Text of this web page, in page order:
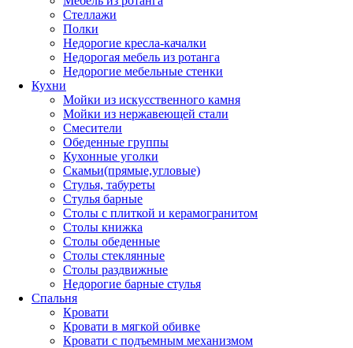
Стеллажи
Полки
Недорогие кресла-качалки
Недорогая мебель из ротанга
Недорогие мебельные стенки
Кухни
Мойки из искусственного камня
Мойки из нержавеющей стали
Смесители
Обеденные группы
Кухонные уголки
Скамьи(прямые,угловые)
Стулья, табуреты
Стулья барные
Столы с плиткой и керамогранитом
Столы книжка
Столы обеденные
Столы стеклянные
Столы раздвижные
Недорогие барные стулья
Спальня
Кровати
Кровати в мягкой обивке
Кровати с подъемным механизмом